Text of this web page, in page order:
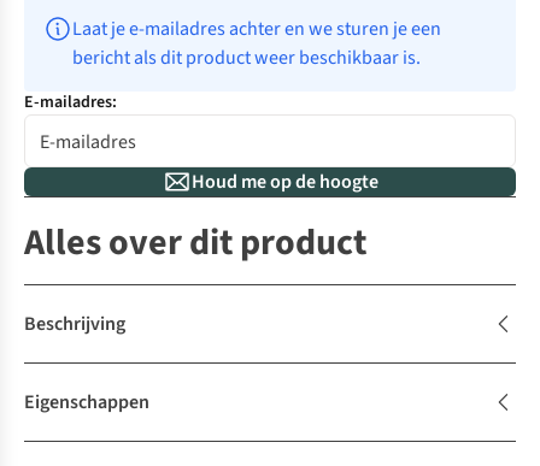
Laat je e-mailadres achter en we sturen je een
bericht als dit product weer beschikbaar is.
E-mailadres:
Houd me op de hoogte
Alles over dit product
Beschrijving
Eigenschappen